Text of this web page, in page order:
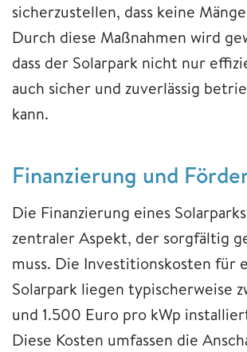
sicherzustellen, dass keine
Durch diese Maßnahmen wird
dass der Solarpark nicht nur
auch sicher und zuverlässig
kann.
Finanzierung und
Die Finanzierung eines
zentraler Aspekt, der sorgfältig
muss. Die Investitionskosten für
Solarpark liegen typischerweise
und 1.500 Euro pro kWp
Diese Kosten umfassen die